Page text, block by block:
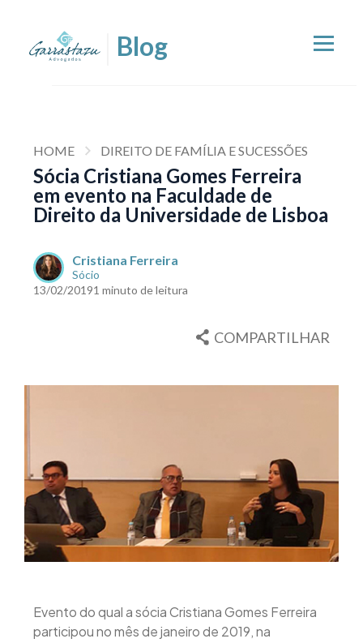
HOME DIREITO DE FAMÍLIA E SUCESSÕES
Sócia Cristiana Gomes Ferreira
em evento na Faculdade de
Direito da Universidade de Lisboa
Cristiana Ferreira
Sócio
13/02/20191 minuto de leitura
COMPARTILHAR
Evento do qual a sócia Cristiana Gomes Ferreira
participou no mês de janeiro de 2019, na